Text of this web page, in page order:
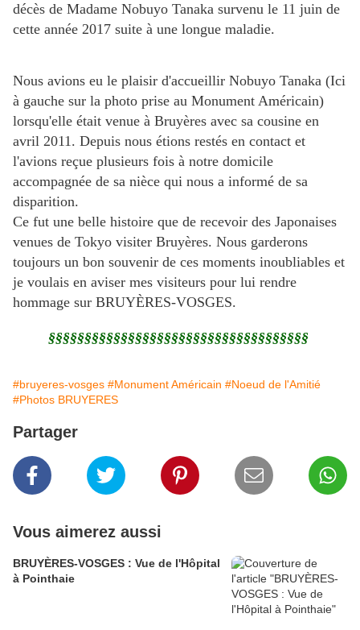
décès de Madame Nobuyo Tanaka survenu le 11 juin de
cette année 2017 suite à une longue maladie.
Nous avions eu le plaisir d'accueillir Nobuyo Tanaka (Ici
à gauche sur la photo prise au Monument Américain)
lorsqu'elle était venue à Bruyères avec sa cousine en
avril 2011. Depuis nous étions restés en contact et
l'avions reçue plusieurs fois à notre domicile
accompagnée de sa nièce qui nous a informé de sa
disparition.
Ce fut une belle histoire que de recevoir des Japonaises
venues de Tokyo visiter Bruyères. Nous garderons
toujours un bon souvenir de ces moments inoubliables et
je voulais en aviser mes visiteurs pour lui rendre
hommage sur BRUYÈRES-VOSGES.
§§§§§§§§§§§§§§§§§§§§§§§§§§§§§§§§§§§§
#bruyeres-vosges #Monument Américain #Noeud de l'Amitié
#Photos BRUYERES
Partager
Vous aimerez aussi
BRUYÈRES-VOSGES : Vue de l'Hôpital
à Pointhaie